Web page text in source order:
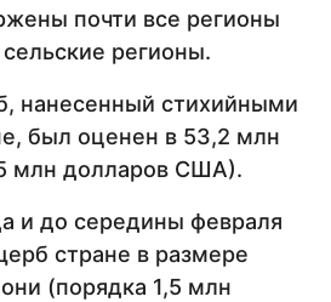
почти все регионы
регионы.
нанесенный стихийными
был оценен в 53,2 млн
млн долларов США).
и до середины февраля
стране в размере
(порядка 1,5 млн